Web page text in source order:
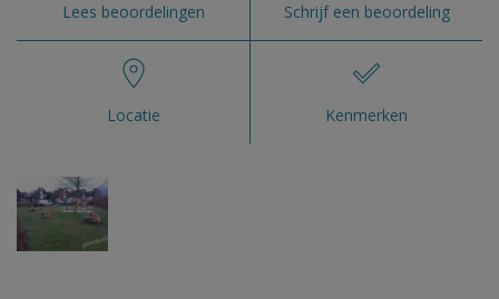
Lees beoordelingen Schrijf een beoordeling
Locatie Kenmerken